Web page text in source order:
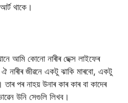
থাকে।
আমি কোনো নাৰীৰ ছেক্স লাইফেৰ
নাৰীৰ জীৱনে একটু ঝাকি মাৰবো, একটু
পৰ নাহয় উনাৰ কাৰ কাৰ বা কাদেৰ
উনি সেগুলি লিখব।